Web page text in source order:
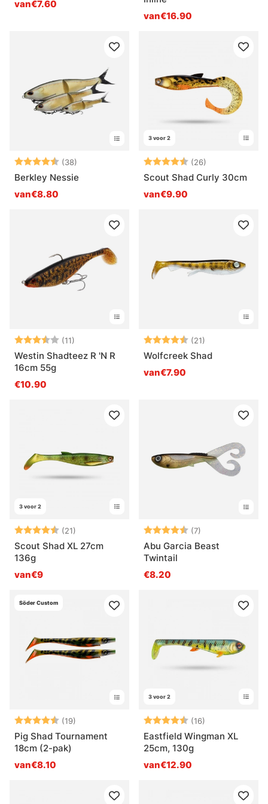
van€7.60
van€16.90
Beoordeling:
(38)
4.5 uit 5 sterren
Berkley Nessie
van€8.80
3 voor 2
Beoordeling:
(26)
Scout Shad Curly 30cm
van€9.90
Beoordeling:
(11)
Westin Shadteez R 'N R
16cm 55g
€10.90
Beoordeling:
(21)
Wolfcreek Shad
van€7.90
3 voor 2
Beoordeling:
(21)
Scout Shad XL 27cm
136g
van€9
Beoordeling:
(7)
Abu Garcia Beast
Twintail
€8.20
Söder Custom
Beoordeling:
(19)
Pig Shad Tournament
18cm (2-pak)
van€8.10
3 voor 2
Beoordeling:
(16)
Eastfield Wingman XL
25cm, 130g
van€12.90